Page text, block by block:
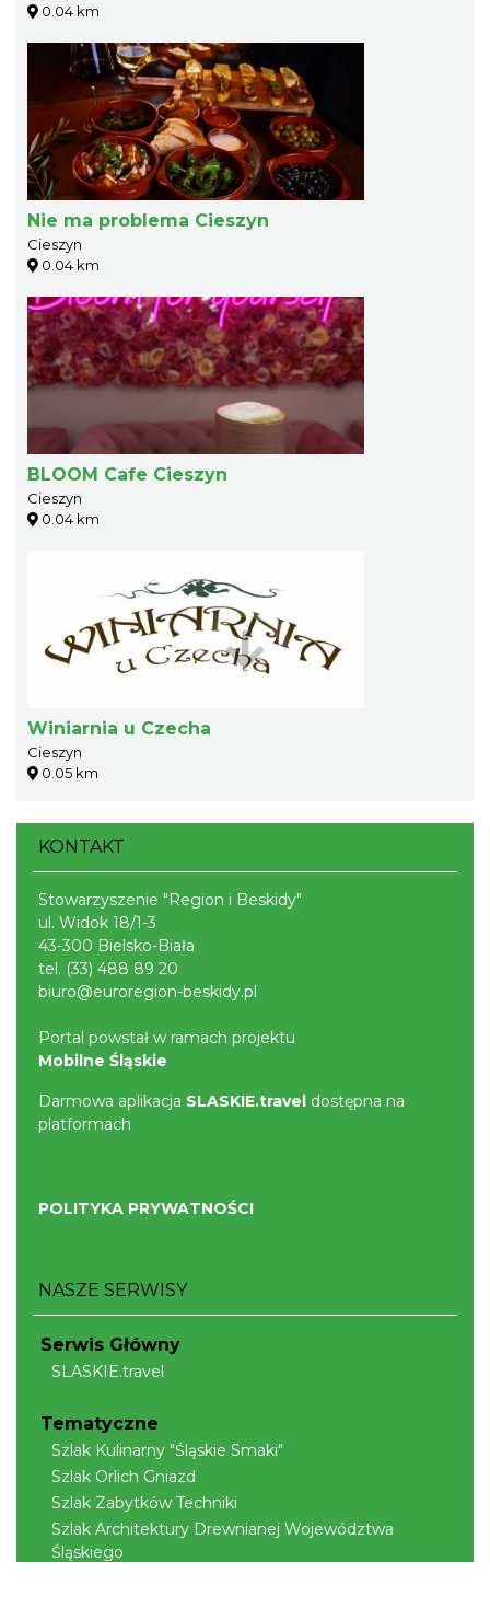
0.04 km
Nie ma problema Cieszyn
Cieszyn
0.04 km
BLOOM Cafe Cieszyn
Cieszyn
0.04 km
Winiarnia u Czecha
Cieszyn
0.05 km
KONTAKT
Stowarzyszenie "Region i Beskidy"
ul. Widok 18/1-3
43-300 Bielsko-Biała
tel. (33) 488 89 20
biuro@euroregion-beskidy.pl
Portal powstał w ramach projektu
Mobilne Śląskie
Darmowa aplikacja SLASKIE.travel dostępna na
platformach
POLITYKA PRYWATNOŚCI
NASZE SERWISY
Serwis Główny
SLASKIE.travel
Tematyczne
Szlak Kulinarny "Śląskie Smaki"
Szlak Orlich Gniazd
Szlak Zabytków Techniki
Szlak Architektury Drewnianej Województwa
Śląskiego